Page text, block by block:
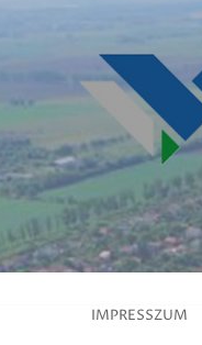
IMPRESSZUM